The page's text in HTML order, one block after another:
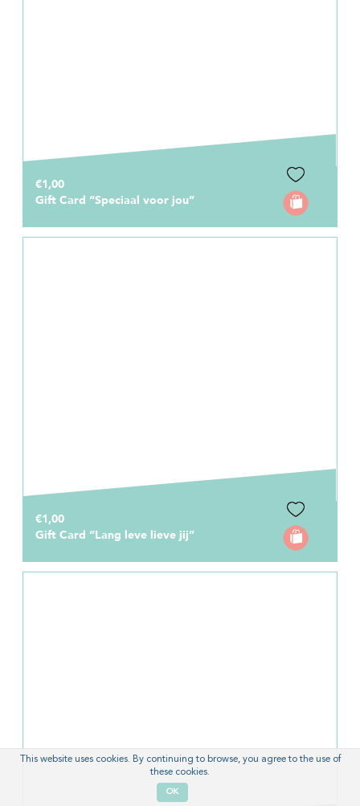
€1,00
Gift Card “Speciaal voor jou”
€1,00
Gift Card “Lang leve lieve jij”
This website uses cookies. By continuing to browse, you agree to the use of
these cookies.
OK